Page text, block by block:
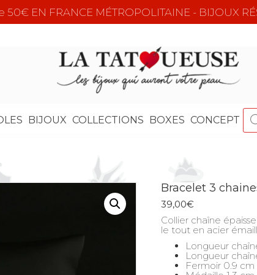
EN FRANCE MÉTROPOLITAINE - BIJOUX
BIJOUX COLLECTIONS BOXES CONCEPT
DE
Bracelet 3
39,00€
Collier chaîne
le tout en acier
Longueur
Longueur
Fermoir 0.9 cm